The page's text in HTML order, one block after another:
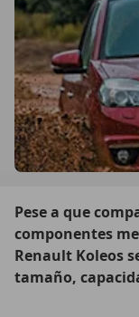
Pese a que
componentes
Renault Koleos
tamaño,